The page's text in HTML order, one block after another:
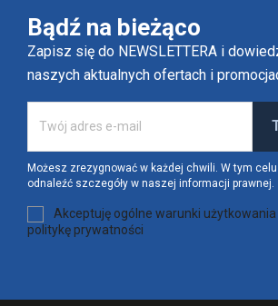
Bądź na bieżąco
Zapisz się do NEWSLETTERA i
naszych aktualnych ofertach i
Możesz zrezygnować w każdej chwili. W tym
odnaleźć szczegóły w naszej informacji prawnej.
Akceptuję ogólne warunki użytkowania
politykę prywatności